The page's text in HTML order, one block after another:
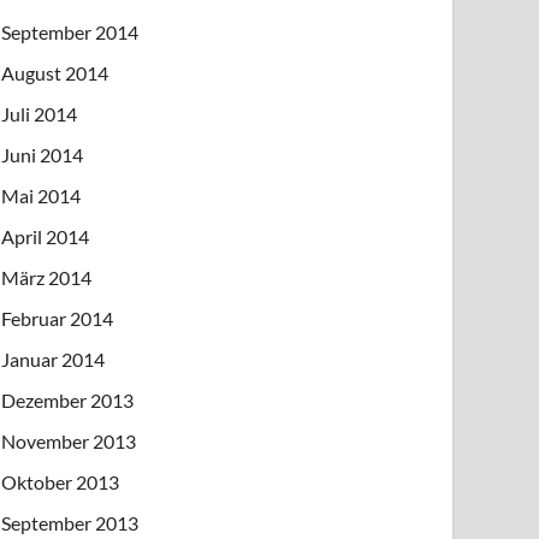
September 2014
August 2014
Juli 2014
Juni 2014
Mai 2014
April 2014
März 2014
Februar 2014
Januar 2014
Dezember 2013
November 2013
Oktober 2013
September 2013